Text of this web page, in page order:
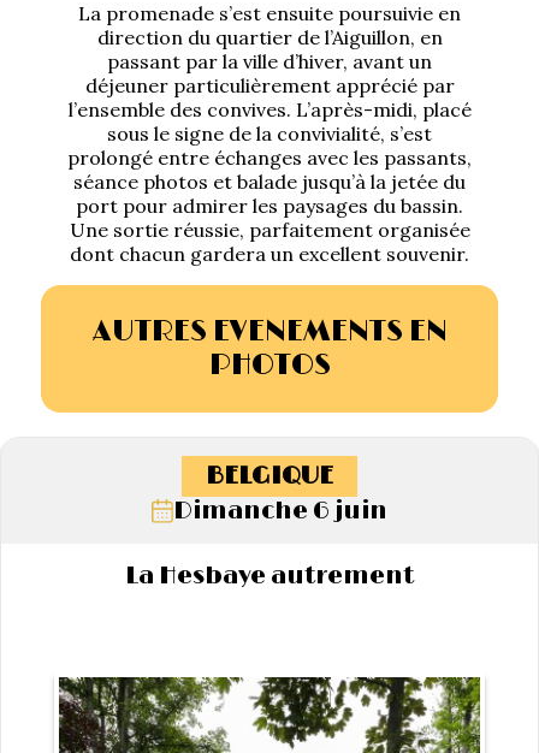
La promenade s’est ensuite poursuivie en
direction du quartier de l’Aiguillon, en
passant par la ville d’hiver, avant un
déjeuner particulièrement apprécié par
l’ensemble des convives. L’après-midi, placé
sous le signe de la convivialité, s’est
prolongé entre échanges avec les passants,
séance photos et balade jusqu’à la jetée du
port pour admirer les paysages du bassin.
Une sortie réussie, parfaitement organisée
dont chacun gardera un excellent souvenir.
AUTRES EVENEMENTS EN
PHOTOS
BELGIQUE
Dimanche 6 juin
La Hesbaye autrement